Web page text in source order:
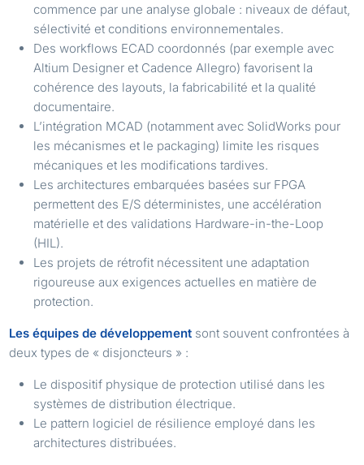
commence par une analyse globale : niveaux de défaut,
sélectivité et conditions environnementales.
Des workflows ECAD coordonnés (par exemple avec
Altium Designer et Cadence Allegro) favorisent la
cohérence des layouts, la fabricabilité et la qualité
documentaire.
L’intégration MCAD (notamment avec SolidWorks pour
les mécanismes et le packaging) limite les risques
mécaniques et les modifications tardives.
Les architectures embarquées basées sur FPGA
permettent des E/S déterministes, une accélération
matérielle et des validations Hardware-in-the-Loop
(HIL).
Les projets de rétrofit nécessitent une adaptation
rigoureuse aux exigences actuelles en matière de
protection.
Les équipes de développement sont souvent confrontées à
deux types de « disjoncteurs » :
Le dispositif physique de protection utilisé dans les
systèmes de distribution électrique.
Le pattern logiciel de résilience employé dans les
architectures distribuées.